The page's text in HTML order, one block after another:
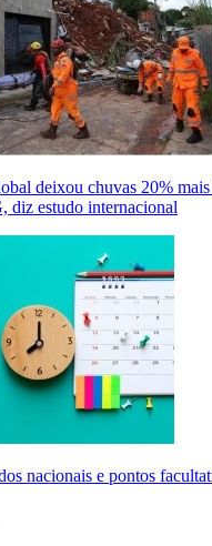
deixou chuvas 20%
diz estudo internacional
nacionais e pontos